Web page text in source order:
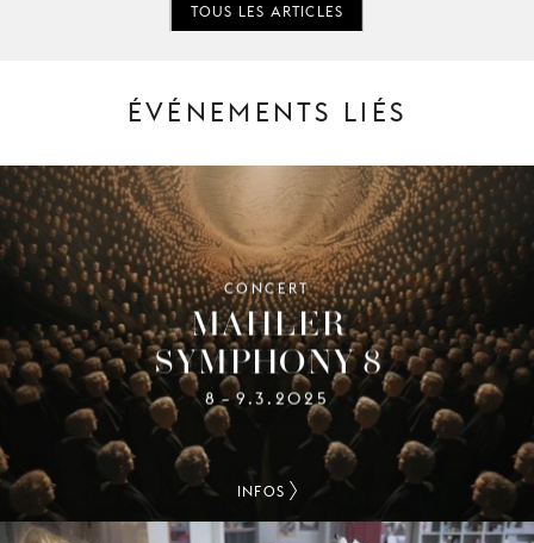
TOUS LES ARTICLES
ÉVÉNEMENTS LIÉS
CONCERT
MAHLER
SYMPHONY 8
8 –9.3.2025
INFOS